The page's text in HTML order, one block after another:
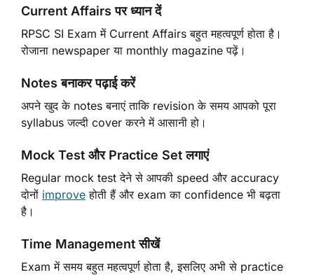
Current Affairs पर ध्यान दें
RPSC SI Exam में Current Affairs बहुत महत्वपूर्ण होता है।
रोजाना newspaper या monthly magazine पढ़ें।
Notes बनाकर पढ़ाई करें
अपने खुद के notes बनाएं ताकि revision के समय आपको पूरा
syllabus जल्दी cover करने में आसानी हो।
Mock Test और Practice Set लगाएं
Regular mock test देने से आपकी speed और accuracy
दोनों improve होती हैं और exam का confidence भी बढ़ता
है।
Time Management सीखें
Exam में समय बहुत महत्वपूर्ण होता है, इसलिए अभी से practice